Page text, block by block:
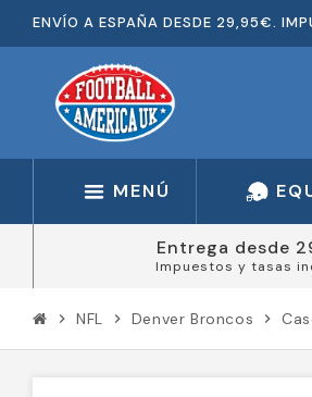
ENVÍO A ESPAÑA DESDE 29,95€.
MENÚ
Entrega desde
Impuestos y tasas
chevron_right NFL chevron_right Denver Broncos chevron_right